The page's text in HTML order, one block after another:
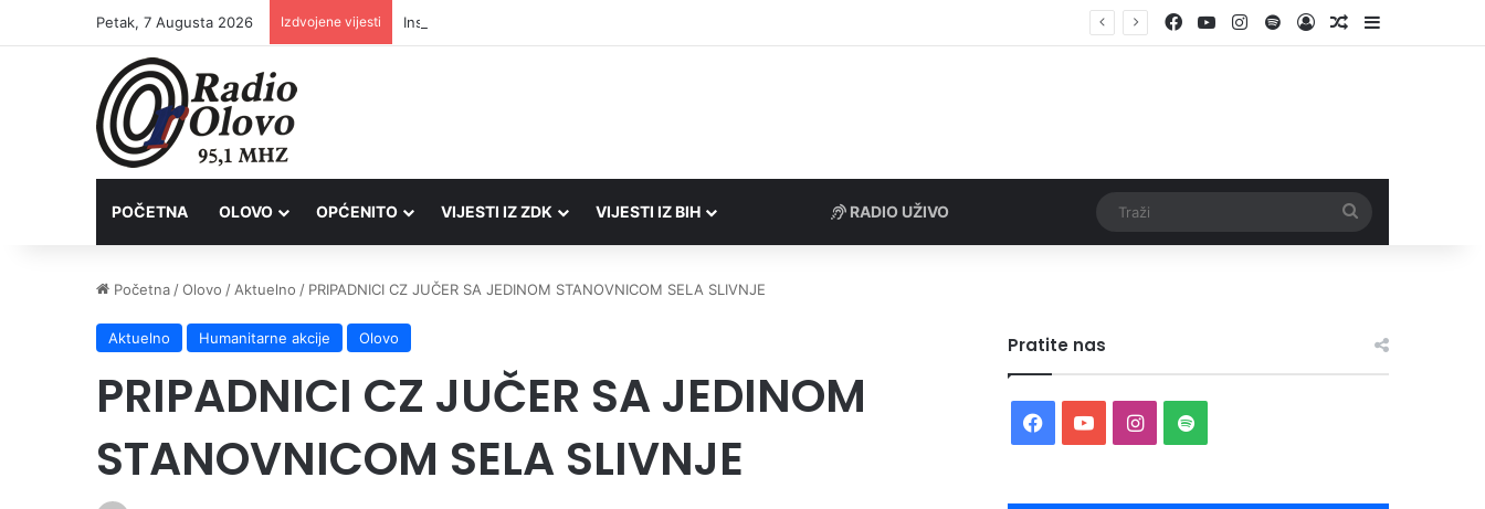
Petak, 7 Augusta 2026 Izdvojene vijesti Inspektori Porezne uprave FBiH na području ZDK izvršili 24 inspekcijska nadzora Facebook
YouTubeInstagram
SpotifyLog InRandom Article
Sidebar
POČETNA OLOVO OPĆENITO VIJESTI IZ ZDK VIJESTI IZ BIH
Početna /Olovo / Aktuelno / PRIPADNICI CZ JUČER SA JEDINOM STANOVNICOM SELA SLIVNJE
Aktuelno Humanitarne akcije Olovo
PRIPADNICI CZ JUČER SA JEDINOM
STANOVNICOM SELA SLIVNJE
Pratite nas
Facebook
YouTubeInstagram
Spotify